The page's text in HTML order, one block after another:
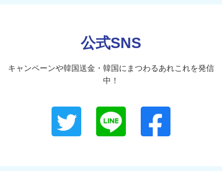
公式SNS
キャンペーンや韓国送金・韓国にまつわるあれこれを発信
中！